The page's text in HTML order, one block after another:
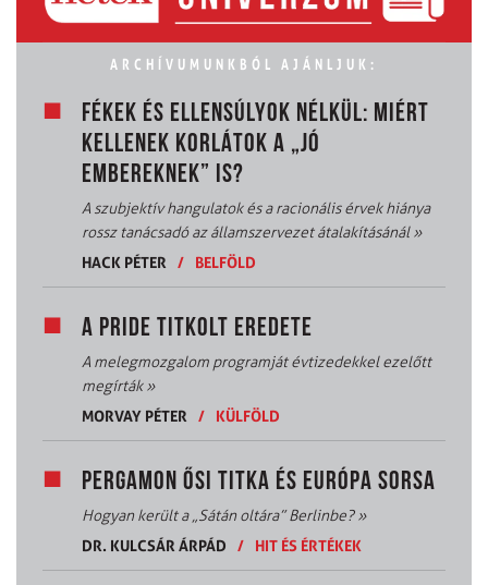
ARCHÍVUMUNKBÓL AJÁNLJUK:
FÉKEK ÉS ELLENSÚLYOK NÉLKÜL: MIÉRT
KELLENEK KORLÁTOK A „JÓ
EMBEREKNEK” IS?
A szubjektív hangulatok és a racionális érvek hiánya
rossz tanácsadó az államszervezet átalakításánál»
HACK PÉTER
/ BELFÖLD
A PRIDE TITKOLT EREDETE
A melegmozgalom programját évtizedekkel ezelőtt
megírták»
MORVAY PÉTER
/ KÜLFÖLD
PERGAMON ŐSI TITKA ÉS EURÓPA SORSA
Hogyan került a „Sátán oltára” Berlinbe?»
DR. KULCSÁR ÁRPÁD
/ HIT ÉS ÉRTÉKEK